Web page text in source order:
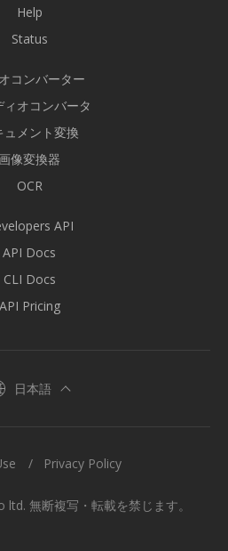
Help
Status
コンバーター
ィオコンバータ
ュメント変換
画像変換器
OCR
API
API Docs
CLI Docs
API Pricing
日本語
無断複写・転載を禁じます。
Privacy Policy